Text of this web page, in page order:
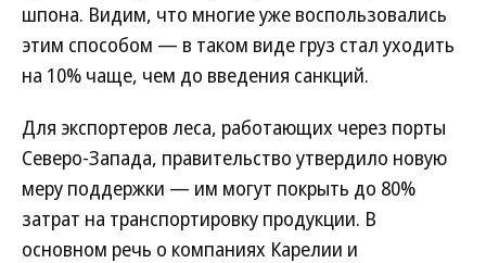
шпона. Видим, что многие уже воспользовались
этим способом — в таком виде груз стал уходить
на 10% чаще, чем до введения санкций.
Для экспортеров леса, работающих через порты
Северо-Запада, правительство утвердило новую
меру поддержки — им могут покрыть до 80%
затрат на транспортировку продукции. В
основном речь о компаниях Карелии и